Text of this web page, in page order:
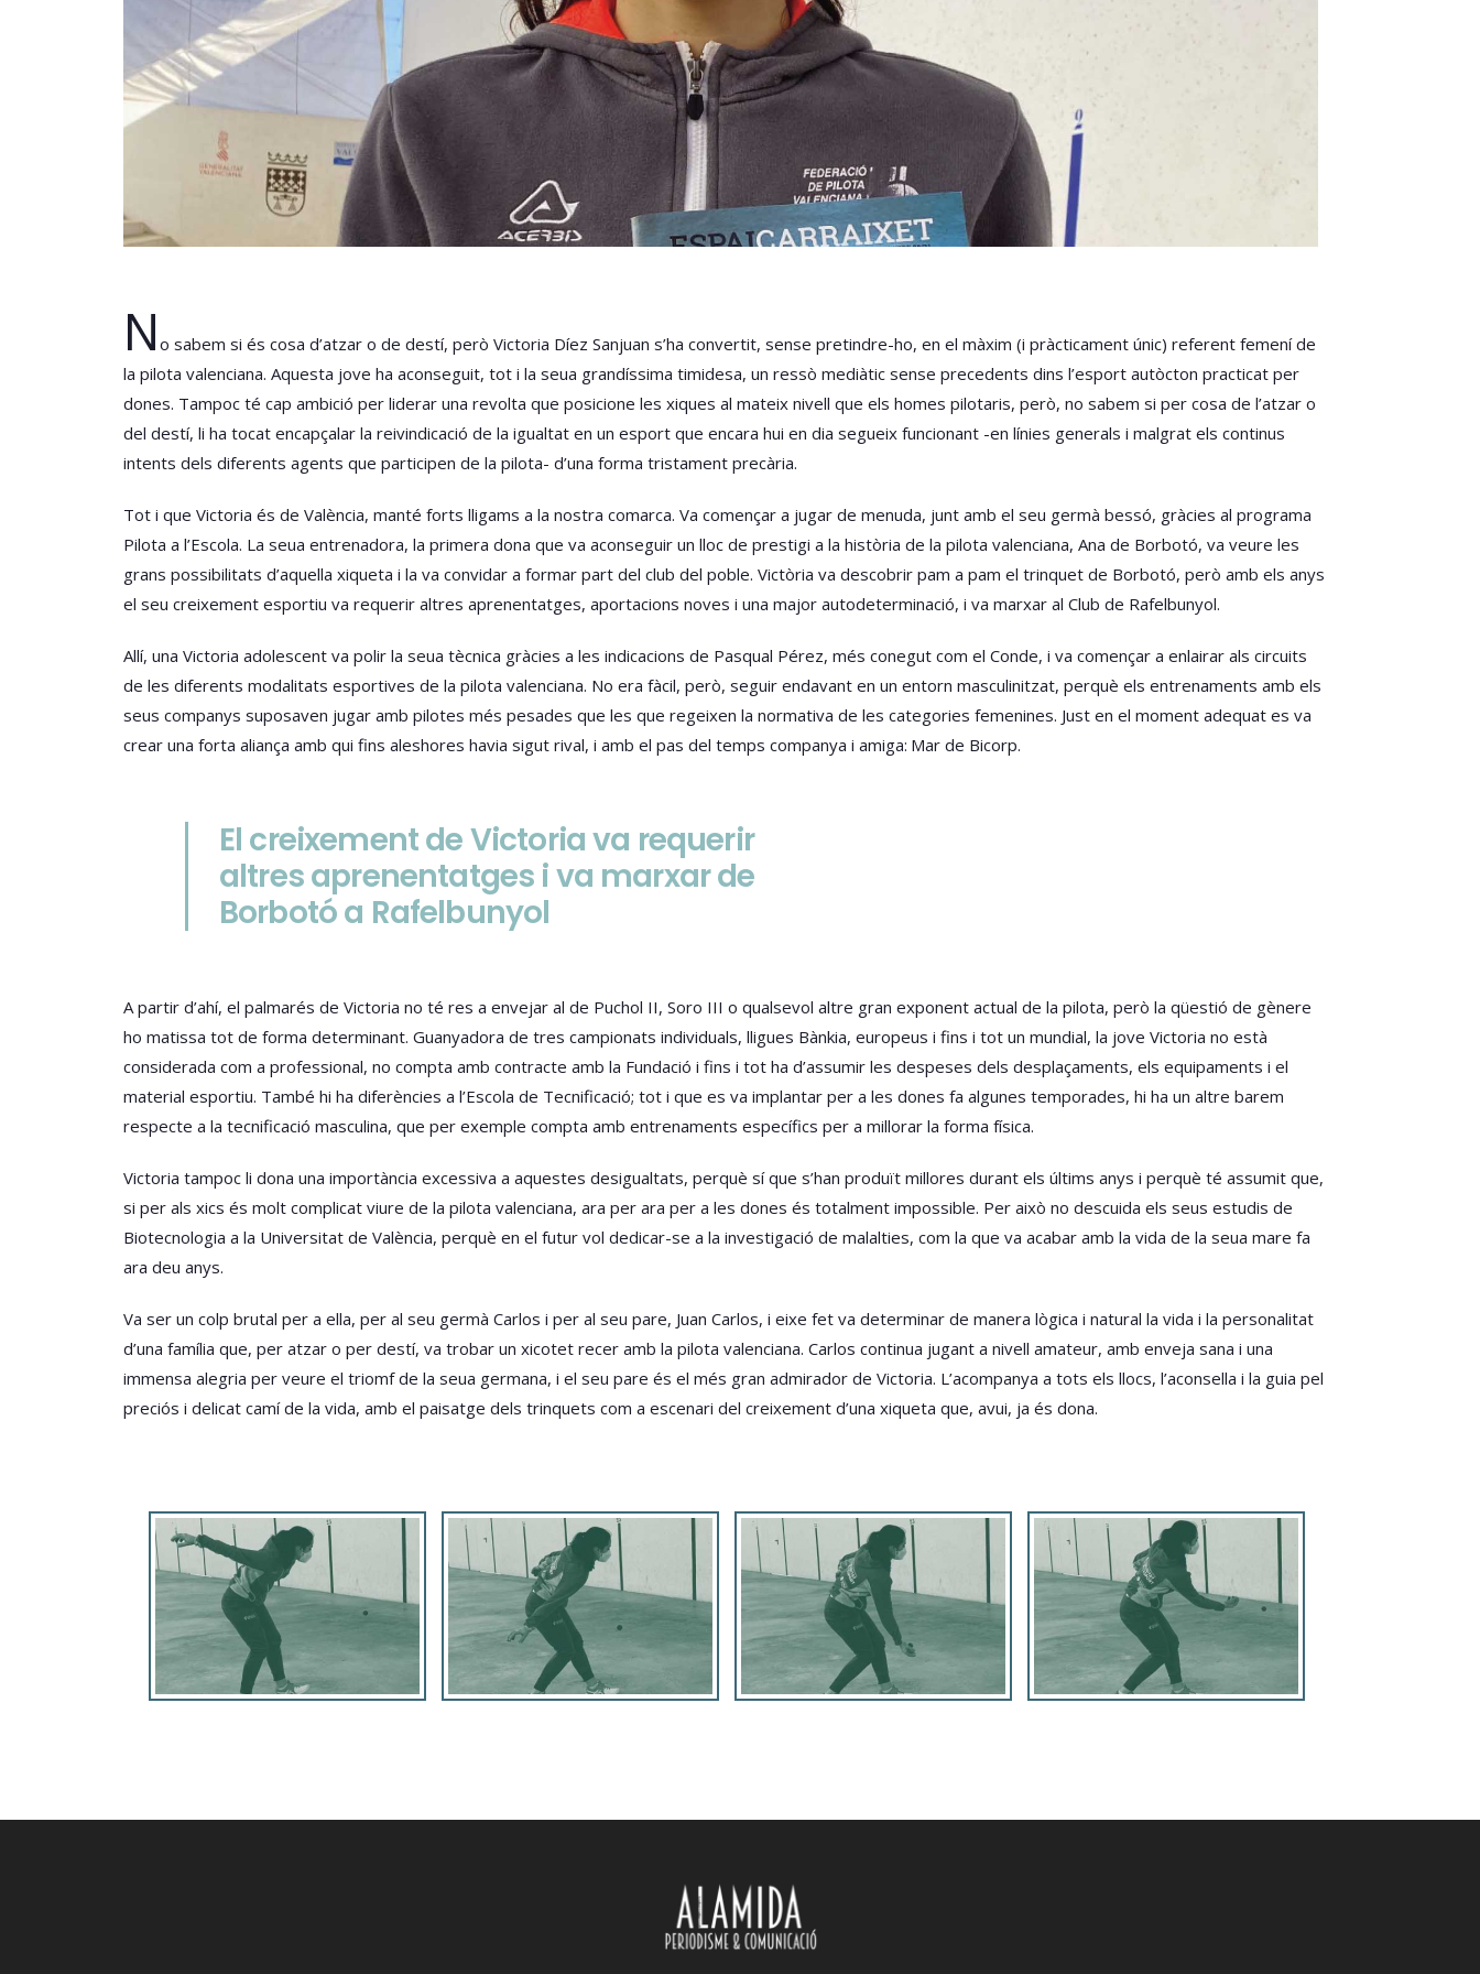
N o sabem si és cosa d’atzar o de destí, però Victoria Díez Sanjuan s’ha convertit, sense pretindre-ho, en el màxim (i pràcticament únic) referent femení de
la pilota valenciana. Aquesta jove ha aconseguit, tot i la seua grandíssima timidesa, un ressò mediàtic sense precedents dins l’esport autòcton practicat per
dones. Tampoc té cap ambició per liderar una revolta que posicione les xiques al mateix nivell que els homes pilotaris, però, no sabem si per cosa de l’atzar o
del destí, li ha tocat encapçalar la reivindicació de la igualtat en un esport que encara hui en dia segueix funcionant -en línies generals i malgrat els continus
intents dels diferents agents que participen de la pilota- d’una forma tristament precària.
Tot i que Victoria és de València, manté forts lligams a la nostra comarca. Va començar a jugar de menuda, junt amb el seu germà bessó, gràcies al programa
Pilota a l’Escola. La seua entrenadora, la primera dona que va aconseguir un lloc de prestigi a la història de la pilota valenciana, Ana de Borbotó, va veure les
grans possibilitats d’aquella xiqueta i la va convidar a formar part del club del poble. Victòria va descobrir pam a pam el trinquet de Borbotó, però amb els anys
el seu creixement esportiu va requerir altres aprenentatges, aportacions noves i una major autodeterminació, i va marxar al Club de Rafelbunyol.
Allí, una Victoria adolescent va polir la seua tècnica gràcies a les indicacions de Pasqual Pérez, més conegut com el Conde, i va començar a enlairar als circuits
de les diferents modalitats esportives de la pilota valenciana. No era fàcil, però, seguir endavant en un entorn masculinitzat, perquè els entrenaments amb els
seus companys suposaven jugar amb pilotes més pesades que les que regeixen la normativa de les categories femenines. Just en el moment adequat es va
crear una forta aliança amb qui fins aleshores havia sigut rival, i amb el pas del temps companya i amiga: Mar de Bicorp.
El creixement de Victoria va requerir
altres aprenentatges i va marxar de
Borbotó a Rafelbunyol
A partir d’ahí, el palmarés de Victoria no té res a envejar al de Puchol II, Soro III o qualsevol altre gran exponent actual de la pilota, però la qüestió de gènere
ho matissa tot de forma determinant. Guanyadora de tres campionats individuals, lligues Bànkia, europeus i fins i tot un mundial, la jove Victoria no està
considerada com a professional, no compta amb contracte amb la Fundació i fins i tot ha d’assumir les despeses dels desplaçaments, els equipaments i el
material esportiu. També hi ha diferències a l’Escola de Tecnificació; tot i que es va implantar per a les dones fa algunes temporades, hi ha un altre barem
respecte a la tecnificació masculina, que per exemple compta amb entrenaments específics per a millorar la forma física.
Victoria tampoc li dona una importància excessiva a aquestes desigualtats, perquè sí que s’han produït millores durant els últims anys i perquè té assumit que,
si per als xics és molt complicat viure de la pilota valenciana, ara per ara per a les dones és totalment impossible. Per això no descuida els seus estudis de
Biotecnologia a la Universitat de València, perquè en el futur vol dedicar-se a la investigació de malalties, com la que va acabar amb la vida de la seua mare fa
ara deu anys.
Va ser un colp brutal per a ella, per al seu germà Carlos i per al seu pare, Juan Carlos, i eixe fet va determinar de manera lògica i natural la vida i la personalitat
d’una família que, per atzar o per destí, va trobar un xicotet recer amb la pilota valenciana. Carlos continua jugant a nivell amateur, amb enveja sana i una
immensa alegria per veure el triomf de la seua germana, i el seu pare és el més gran admirador de Victoria. L’acompanya a tots els llocs, l’aconsella i la guia pel
preciós i delicat camí de la vida, amb el paisatge dels trinquets com a escenari del creixement d’una xiqueta que, avui, ja és dona.